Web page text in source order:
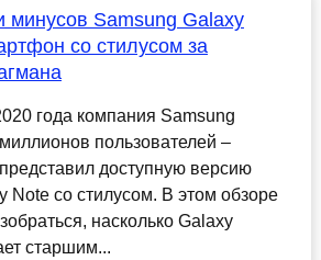
Samsung Galaxy
со стилусом за
года компания Samsung
пользователей –
представил доступную версию
Note со стилусом. В этом обзоре
насколько Galaxy
старшим...